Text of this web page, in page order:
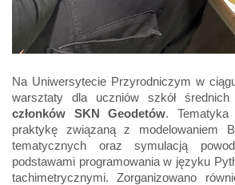
Na Uniwersytecie Przyrodniczym w
warsztaty dla uczniów szkół
członków SKN Geodetów. Tematyka
praktykę związaną z modelowaniem
tematycznych oraz symulacją
podstawami programowania w języku
tachimetrycznymi. Zorganizowano